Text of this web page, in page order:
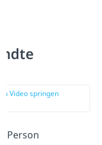
Video springen
Person